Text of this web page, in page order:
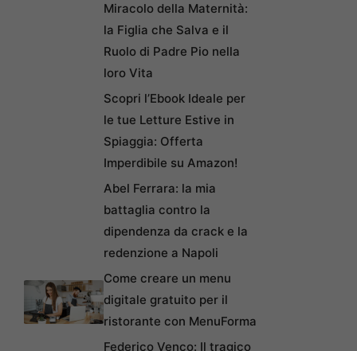
Miracolo della Maternità:
la Figlia che Salva e il
Ruolo di Padre Pio nella
loro Vita
Scopri l’Ebook Ideale per
le tue Letture Estive in
Spiaggia: Offerta
Imperdibile su Amazon!
Abel Ferrara: la mia
battaglia contro la
dipendenza da crack e la
redenzione a Napoli
Come creare un menu
digitale gratuito per il
ristorante con MenuForma
Federico Venco: Il tragico